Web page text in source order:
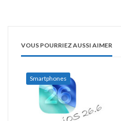
VOUS POURRIEZ AUSSI AIMER
Smartphones